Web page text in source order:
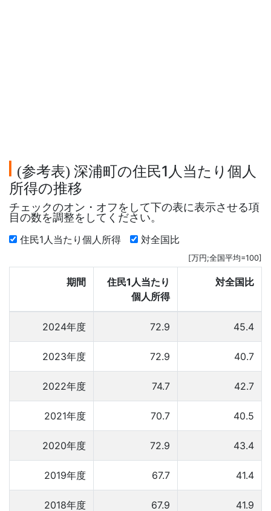
(参考表) 深浦町の住民1人当たり個人
所得の推移
チェックのオン・オフをして下の表に表示させる項
目の数を調整をしてください。
住民1人当たり個人所得 対全国比
[万円;全国平均=100]
期間
住民1人当たり
個人所得
対全国比
2024年度 72.9 45.4
2023年度 72.9 40.7
2022年度 74.7 42.7
2021年度 70.7 40.5
2020年度 72.9 43.4
2019年度 67.7 41.4
2018年度 67.9 41.9